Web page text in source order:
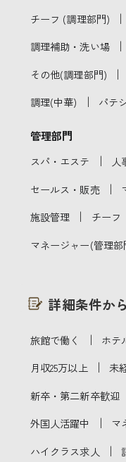
チーフ (調理部門) ｜
調理補助・洗い場 ｜
その他(調理部門) ｜
調理(中華) ｜ パテ
管理部門
スパ・エステ ｜ 人
セールス・販売 ｜
施設管理 ｜ チーフ
マネージャー(管理部
詳細条件か
旅館で働く ｜ ホテ
月収25万以上 ｜ 未
新卒・第二新卒歓迎
外国人活躍中 ｜ マ
ハイクラス求人 ｜